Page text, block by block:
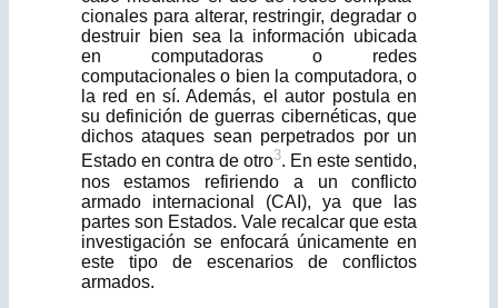
cionales para alterar, restringir, degradar o
destruir bien sea la información ubicada
en computadoras o redes
computacionales o bien la computadora, o
la red en sí. Además, el autor postula en
su definición de guerras cibernéticas, que
dichos ataques sean perpetrados por un
Estado en contra de otro3. En este sentido,
nos estamos refiriendo a un conflicto
armado internacional (CAI), ya que las
partes son Estados. Vale recalcar que esta
investigación se enfocará únicamente en
este tipo de escenarios de conflictos
armados.